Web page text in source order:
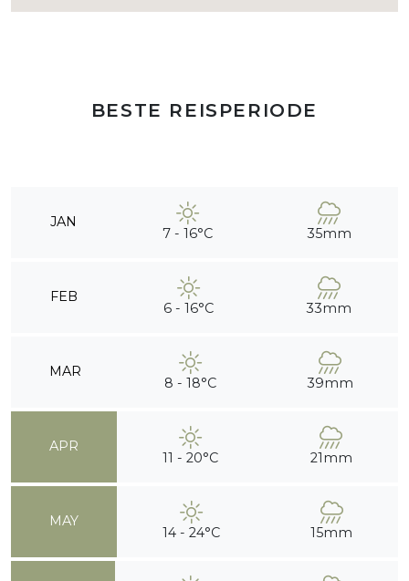
BESTE REISPERIODE
JAN
7 - 16°C 35mm
FEB
6 - 16°C 33mm
MAR
8 - 18°C 39mm
APR
11 - 20°C 21mm
MAY
14 - 24°C 15mm